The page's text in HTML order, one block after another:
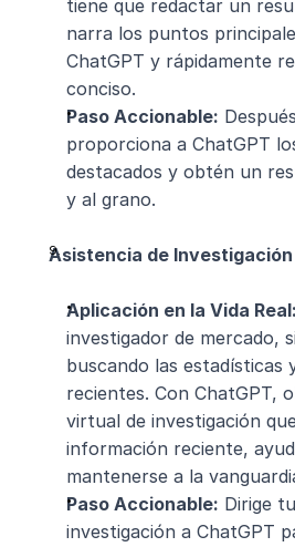
tiene que redactar un
narra los puntos
ChatGPT y rápidamente
conciso.
Paso Accionable:
proporciona a ChatGPT
destacados y obtén un
y al grano.
Asistencia de Investigación
Aplicación en la Vida Real:
investigador de mercado,
buscando las estadísticas
recientes. Con ChatGPT,
virtual de investigación
información reciente,
mantenerse a la
Paso Accionable: Dirige
investigación a ChatGPT